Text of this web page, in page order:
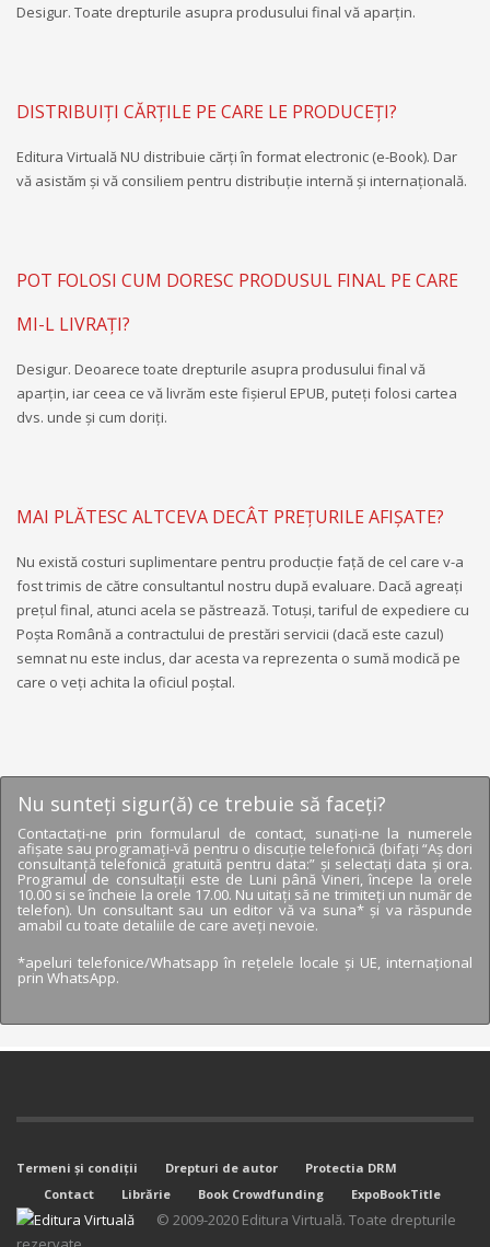
Desigur. Toate drepturile asupra produsului final vă aparţin.
DISTRIBUIȚI CĂRŢILE PE CARE LE PRODUCEȚI?
Editura Virtuală NU distribuie cărţi în format electronic (e-Book). Dar
vă asistăm şi vă consiliem pentru distribuţie internă şi internaţională.
POT FOLOSI CUM DORESC PRODUSUL FINAL PE CARE
MI-L LIVRAŢI?
Desigur. Deoarece toate drepturile asupra produsului final vă
aparţin, iar ceea ce vă livrăm este fişierul EPUB, puteţi folosi cartea
dvs. unde şi cum doriţi.
MAI PLĂTESC ALTCEVA DECÂT PREȚURILE AFIȘATE?
Nu există costuri suplimentare pentru producție față de cel care v-a
fost trimis de către consultantul nostru după evaluare. Dacă agreaţi
preţul final, atunci acela se păstrează. Totuși, tariful de expediere cu
Poșta Română a contractului de prestări servicii (dacă este cazul)
semnat nu este inclus, dar acesta va reprezenta o sumă modică pe
care o veți achita la oficiul poștal.
Nu sunteţi sigur(ă) ce trebuie să faceţi?
Contactaţi-ne prin formularul de contact, sunaţi-ne la numerele
afişate sau programaţi-vă pentru o discuţie telefonică (bifaţi “Aș dori
consultanță telefonică gratuită pentru data:” şi selectaţi data şi ora.
Programul de consultaţii este de Luni până Vineri, începe la orele
10.00 si se încheie la orele 17.00. Nu uitaţi să ne trimiteţi un număr de
telefon). Un consultant sau un editor vă va suna* şi va răspunde
amabil cu toate detaliile de care aveţi nevoie.
*apeluri telefonice/Whatsapp în reţelele locale şi UE, internaţional
prin WhatsApp.
Termeni şi condiţii Drepturi de autor
Protectia DRM
Contact
Librărie Book Crowdfunding ExpoBookTitle
© 2009-2020 Editura Virtuală. Toate drepturile